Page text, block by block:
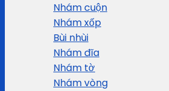
Nhám cuộn
Nhám xốp
Bùi nhùi
Nhám đĩa
Nhám tờ
Nhám vòng